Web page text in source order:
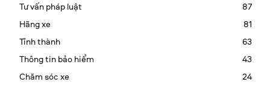
Tư vấn pháp luật
87
Hãng xe
81
Tỉnh thành
63
Thông tin bảo hiểm
43
Chăm sóc xe
24